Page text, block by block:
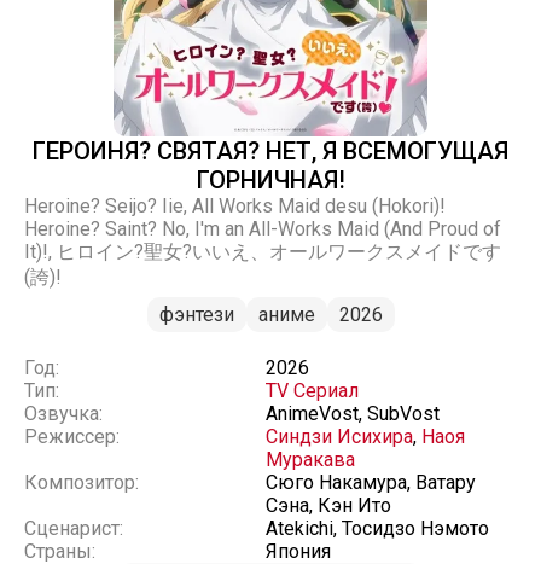
ГЕРОИНЯ? СВЯТАЯ? НЕТ, Я ВСЕМОГУЩАЯ
ГОРНИЧНАЯ!
Heroine? Seijo? Iie, All Works Maid desu (Hokori)!
Heroine? Saint? No, I'm an All-Works Maid (And Proud of
It)!, ヒロイン?聖女?いいえ、オールワークスメイドです
(誇)!
фэнтези
аниме 2026
Год:
2026
Тип:
TV Сериал
Озвучка:
AnimeVost, SubVost
Режиссер:
Синдзи Исихира, Наоя
Муракава
Композитор:
Сюго Накамура, Ватару
Сэна, Кэн Ито
Сценарист:
Atekichi, Тосидзо Нэмото
Страны:
Япония